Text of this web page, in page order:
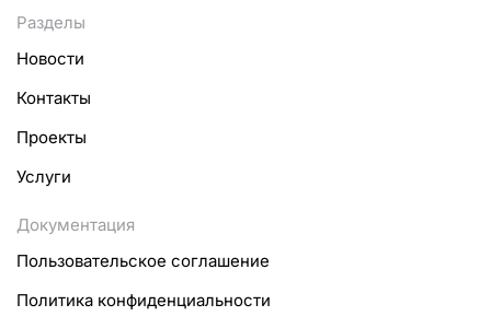
Разделы
Новости
Контакты
Проекты
Услуги
Документация
Пользовательское соглашение
Политика конфиденциальности